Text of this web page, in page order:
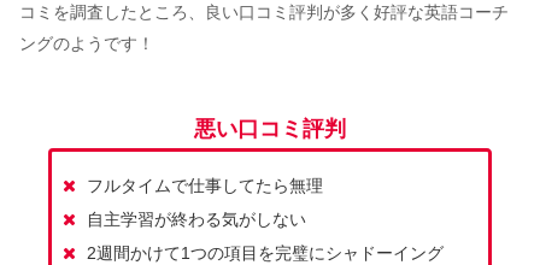
コミを調査したところ、良い口コミ評判が多く好評な英語コーチ
ングのようです！
悪い口コミ評判
フルタイムで仕事してたら無理
自主学習が終わる気がしない
2週間かけて1つの項目を完璧にシャドーイング